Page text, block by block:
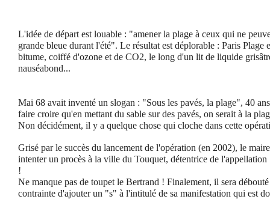
L'idée de départ est louable : "amener la plage à ceux qui ne
grande bleue durant l'été". Le résultat est déplorable : Paris Plage
bitume, coiffé d'ozone et de CO2, le long d'un lit de liquide
nauséabond...
Mai 68 avait inventé un slogan : "Sous les pavés, la plage", 40
faire croire qu'en mettant du sable sur des pavés, on serait à la
Non décidément, il y a quelque chose qui cloche dans cette
Grisé par le succès du lancement de l'opération (en 2002), le
intenter un procès à la ville du Touquet, détentrice de
!
Ne manque pas de toupet le Bertrand ! Finalement, il sera
contrainte d'ajouter un "s" à l'intitulé de sa manifestation qui est